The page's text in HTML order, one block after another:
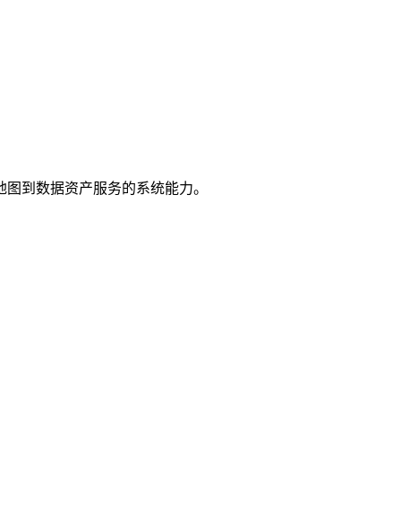
到数据资产服务的系统能力。